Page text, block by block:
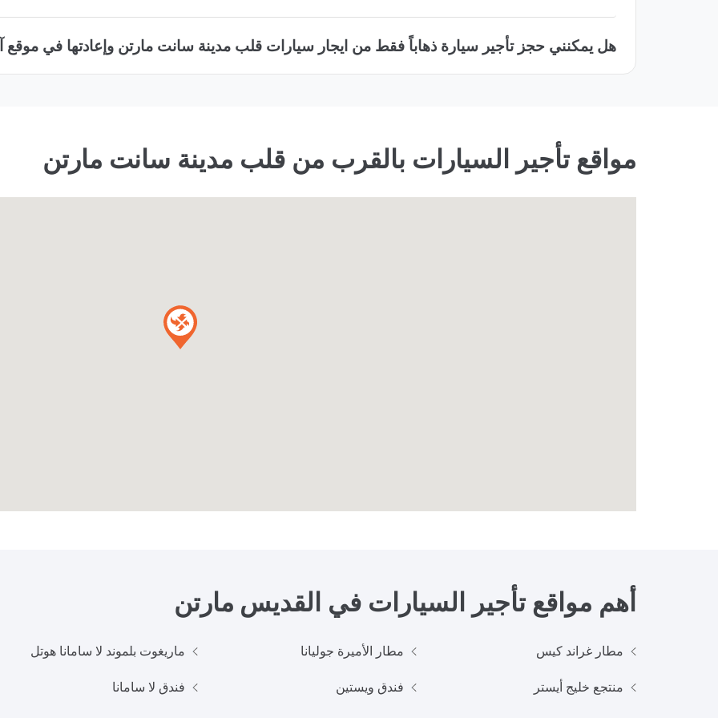
هل يمكنني حجز تأجير سيارة ذهاباً فقط من ايجار سيارات قلب مدينة سانت مارتن وإعادتها في موقع
مواقع تأجير السيارات بالقرب من قلب مدينة سانت مارتن
أهم مواقع تأجير السيارات في القديس مارتن
مطار غراند كيس مطار الأميرة جوليانا ماريغوت بلموند لا سامانا هوتل
منتجع خليج أيستر فندق ويستين فندق لا سامانا